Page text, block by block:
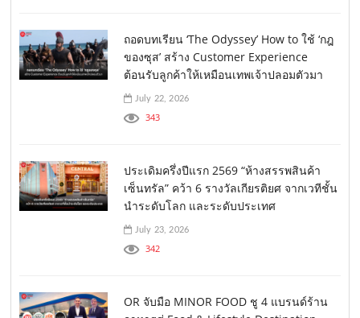
ถอดบทเรียน ‘The Odyssey’ How to ใช้ ‘กฎ
ของซุส’ สร้าง Customer Experience
ต้อนรับลูกค้าให้เหมือนเทพเจ้าปลอมตัวมา
July 22, 2026
343
ประเดิมครึ่งปีแรก 2569 “ห้างสรรพสินค้า
เซ็นทรัล” คว้า 6 รางวัลเกียรติยศ จากเวทีชั้น
นำระดับโลก และระดับประเทศ
July 23, 2026
342
OR จับมือ MINOR FOOD ชู 4 แบรนด์ร้าน